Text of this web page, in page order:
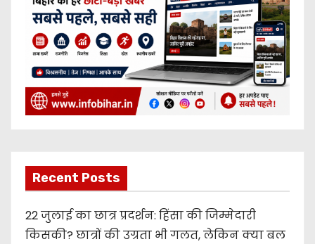
Recent Posts
22 जुलाई का छात्र प्रदर्शन: हिंसा की जिम्मेदारी
किसकी? छात्रों की उग्रता भी गलत, लेकिन क्या बल